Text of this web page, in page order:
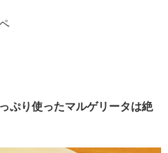
ぷり使ったマルゲリータは絶